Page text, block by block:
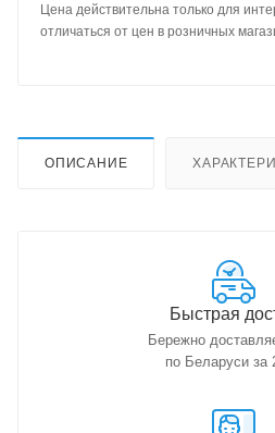
Цена действительна только для
отличаться от цен в розничных
ОПИСАНИЕ
Быстрая
Бережно
по Беларуси за